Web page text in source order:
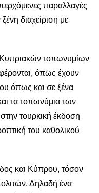
παραλλαγές
διαχείριση με
τοπωνυμίων
όπως έχουν
όπως και σε ξένα
τα τοπωνύμια των
τουρκική έκδοση
του καθολικού
και Κύπρου, τόσον
Δηλαδή ένα